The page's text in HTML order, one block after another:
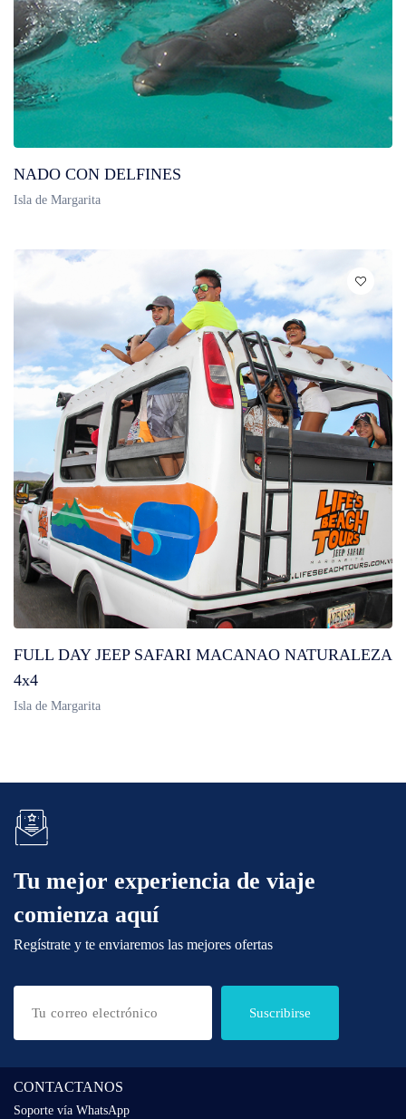
NADO CON DELFINES
Isla de Margarita
FULL DAY JEEP SAFARI MACANAO NATURALEZA
4x4
Isla de Margarita
Tu mejor experiencia de viaje
comienza aquí
Regístrate y te enviaremos las mejores ofertas
Suscribirse
CONTACTANOS
Soporte vía WhatsApp